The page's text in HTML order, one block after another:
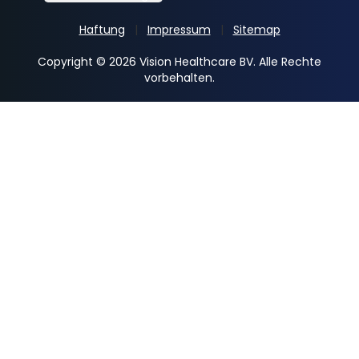
Haftung Impressum
Sitemap
Copyright © 2026 Vision Healthcare BV. Alle Rechte
vorbehalten.